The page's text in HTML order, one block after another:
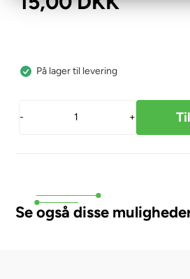
På lager til levering
- +
Se også disse